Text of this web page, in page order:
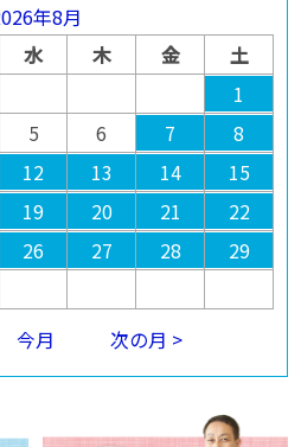
年8月
水 木 金
土
1
5 6 7
8
12 13 14
15
19 20 21
22
26 27 28
29
今月 次の月 >